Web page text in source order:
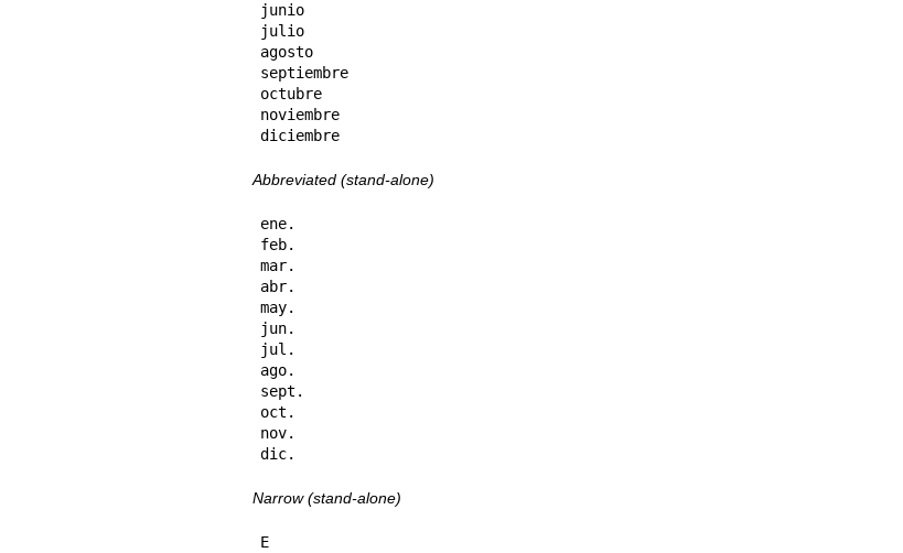
junio
julio
agosto
septiembre
octubre
noviembre
diciembre
Abbreviated (stand-alone)
ene.
feb.
mar.
abr.
may.
jun.
jul.
ago.
sept.
oct.
nov.
dic.
Narrow (stand-alone)
E